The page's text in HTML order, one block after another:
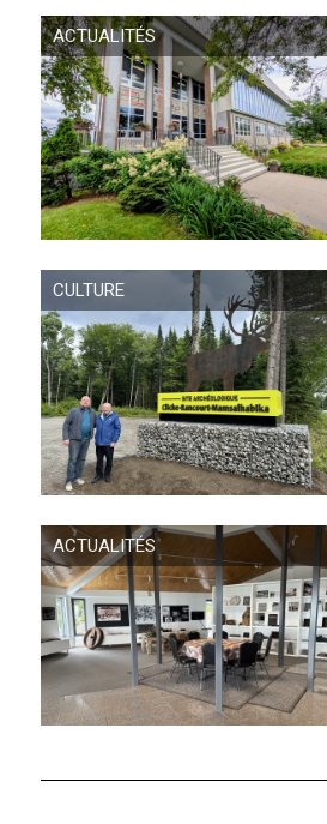
ACTUALITÉS
CULTURE
ACTUALITÉS